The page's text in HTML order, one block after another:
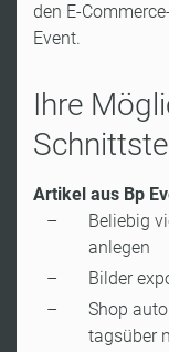
den E-
Event.
Ihre
Artikel aus Bp
Beliebig
anlegen
Bilder
Shop
tagsüber